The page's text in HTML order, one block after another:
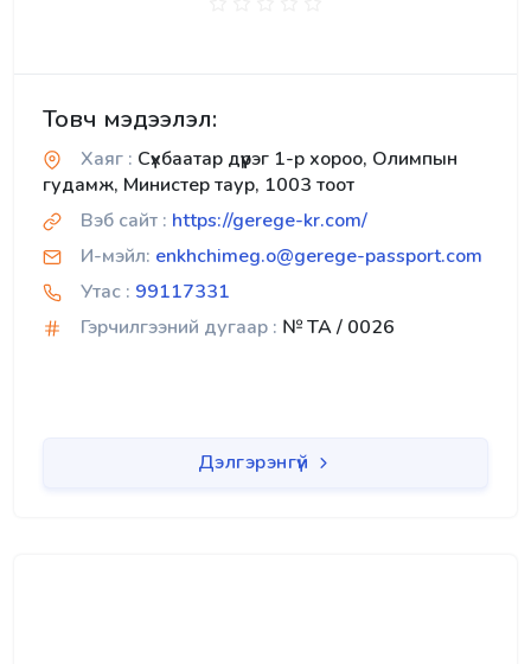
Товч мэдээлэл:
Хаяг : Сүхбаатар дүүрэг 1-р хороо, Олимпын
гудамж, Министер таур, 1003 тоот
Вэб сайт : https://gerege-kr.com/
И-мэйл: enkhchimeg.o@gerege-passport.com
Утас : 99117331
Гэрчилгээний дугаар : № TA / 0026
Дэлгэрэнгүй